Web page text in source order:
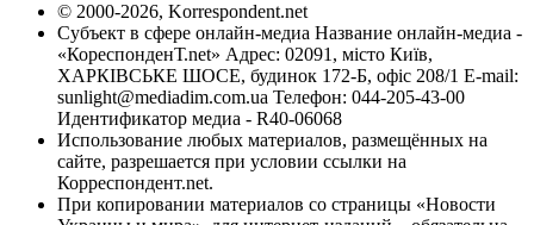
© 2000-2026, Korrespondent.net
Субъект в сфере онлайн-медиа Название онлайн-медиа -
«КореспонденТ.net» Адрес: 02091, місто Київ,
ХАРКІВСЬКЕ ШОСЕ, будинок 172-Б, офіс 208/1 E-mail:
sunlight@mediadim.com.ua Телефон: 044-205-43-00
Идентификатор медиа - R40-06068
Использование любых материалов, размещённых на
сайте, разрешается при условии ссылки на
Корреспондент.net.
При копировании материалов со страницы «Новости